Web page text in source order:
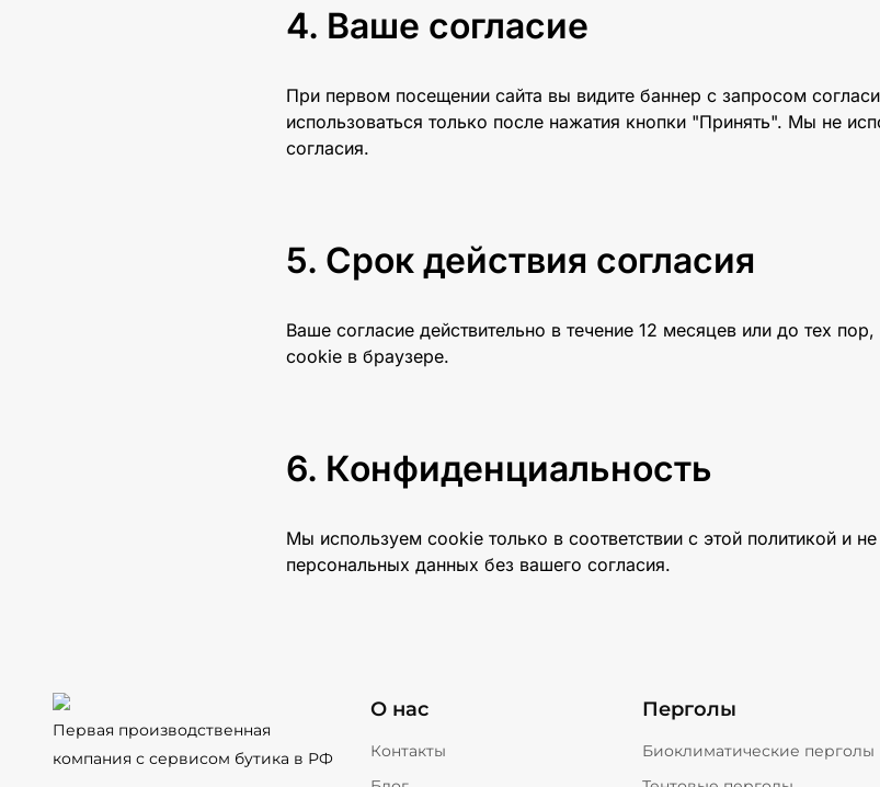
Ваше согласие
При первом посещении сайта вы видите баннер с запросом
использоваться только после нажатия кнопки "Принять". Мы не
согласия.
Срок действия согласия
Ваше согласие действительно в течение 12 месяцев или до тех
cookie в браузере.
Конфиденциальность
Мы используем cookie только в соответствии с этой политикой и
персональных данных без вашего согласия.
Первая производственная
компания с сервисом бутика в РФ
О нас
Контакты
Перголы
Биоклиматические перголы